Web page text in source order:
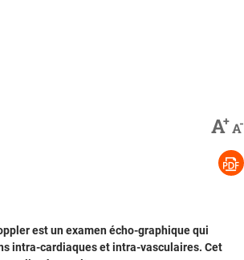
A+A-
est un examen écho-graphique qui
intra-cardiaques et intra-vasculaires. Cet